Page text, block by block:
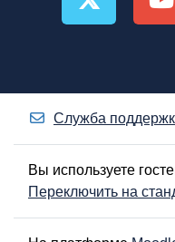
Служба
Вы используете
Переключить на